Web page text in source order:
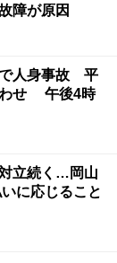
障が原因
で人身事故 平
わせ 午後4時
立続く…岡山
に応じること